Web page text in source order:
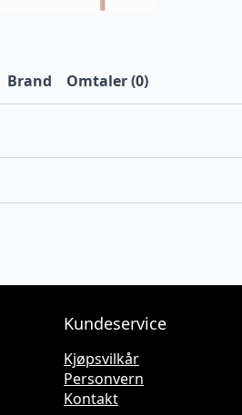
Brand Omtaler (0)
Kundeservice
Kjøpsvilkår
Personvern
Kontakt